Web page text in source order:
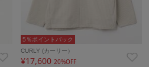
5％ポイントバック
CURLY (カーリー）
¥17,600 20%OFF